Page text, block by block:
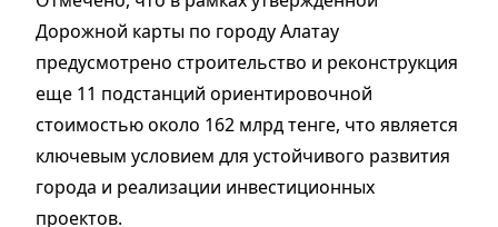
Дорожной карты по городу Алатау
предусмотрено строительство и реконструкция
еще 11 подстанций ориентировочной
стоимостью около 162 млрд тенге, что является
ключевым условием для устойчивого развития
города и реализации инвестиционных
проектов.